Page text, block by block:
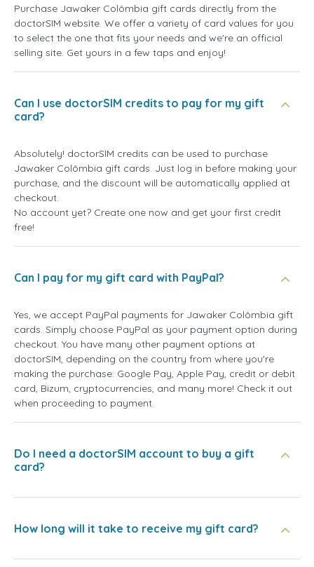
Purchase Jawaker Colômbia gift cards directly from the
doctorSIM website. We offer a variety of card values for you
to select the one that fits your needs and we're an official
selling site. Get yours in a few taps and enjoy!
Can I use doctorSIM credits to pay for my gift
card?
Absolutely! doctorSIM credits can be used to purchase
Jawaker Colômbia gift cards. Just log in before making your
purchase, and the discount will be automatically applied at
checkout.
No account yet? Create one now and get your first credit
free!
Can I pay for my gift card with PayPal?
Yes, we accept PayPal payments for Jawaker Colômbia gift
cards. Simply choose PayPal as your payment option during
checkout. You have many other payment options at
doctorSIM, depending on the country from where you're
making the purchase: Google Pay, Apple Pay, credit or debit
card, Bizum, cryptocurrencies, and many more! Check it out
when proceeding to payment.
Do I need a doctorSIM account to buy a gift
card?
How long will it take to receive my gift card?